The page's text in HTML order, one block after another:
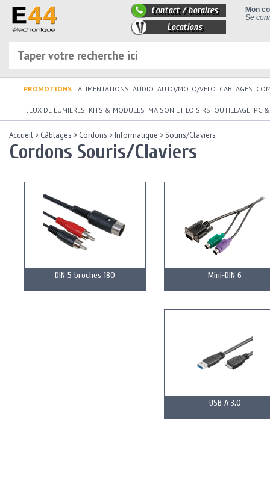
Mon
Se
Contact / horaires
Locations
PROMOTIONS ALIMENTATIONS AUDIO AUTO/MOTO/VELO CABLAGES
JEUX DE LUMIERES KITS & MODULES MAISON ET LOISIRS OUTILLAGE PC
Accueil > Câblages > Cordons >Informatique >Souris/Claviers
Cordons Souris/Claviers
DIN 5 broches 180 Mini-DIN 6
USB A 3.0